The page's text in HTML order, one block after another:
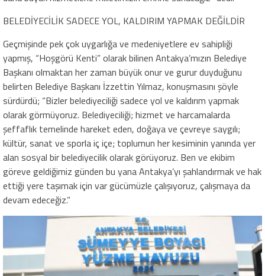
BELEDİYECİLİK SADECE YOL, KALDIRIM YAPMAK DEĞİLDİR
Geçmişinde pek çok uygarlığa ve medeniyetlere ev sahipliği
yapmış, “Hoşgörü Kenti” olarak bilinen Antakya’mızın Belediye
Başkanı olmaktan her zaman büyük onur ve gurur duyduğunu
belirten Belediye Başkanı İzzettin Yılmaz, konuşmasını şöyle
sürdürdü; “Bizler belediyeciliği sadece yol ve kaldırım yapmak
olarak görmüyoruz. Belediyeciliği; hizmet ve harcamalarda
şeffaflık temelinde hareket eden, doğaya ve çevreye saygılı;
kültür, sanat ve sporla iç içe; toplumun her kesiminin yanında yer
alan sosyal bir belediyecilik olarak görüyoruz. Ben ve ekibim
göreve geldiğimiz günden bu yana Antakya’yı şahlandırmak ve hak
ettiği yere taşımak için var gücümüzle çalışıyoruz, çalışmaya da
devam edeceğiz.”